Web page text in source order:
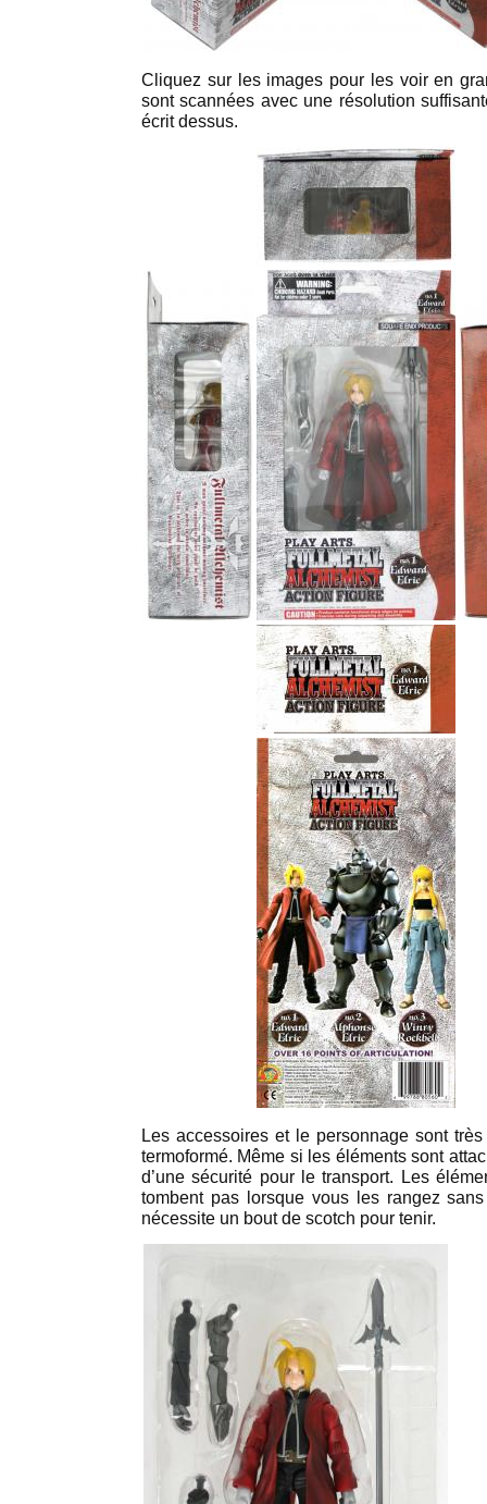
Cliquez sur les images pour les voir en
sont scannées avec une résolution
écrit dessus.
Les accessoires et le personnage sont
termoformé. Même si les éléments sont
d’une sécurité pour le transport. Les
tombent pas lorsque vous les rangez
nécessite un bout de scotch pour tenir.